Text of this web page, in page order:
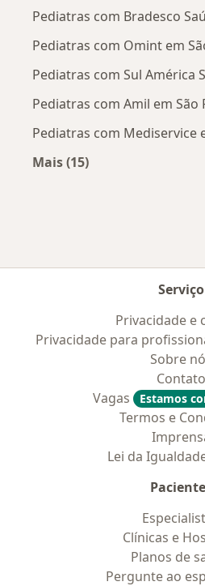
Pediatras com Bradesco
Pediatras com Omint em
Pediatras com Sul América
Pediatras com Amil em São
Pediatras com Mediservice
Mais (15)
Serviço
Privacidade e
Privacidade para
Sobre
Contato
Vagas
Estamos
Termos e
Lei da
Clínicas e
Planos de
Pergunte ao